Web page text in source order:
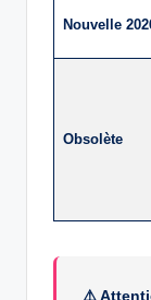
Nouvelle
Obsolète
⚠️